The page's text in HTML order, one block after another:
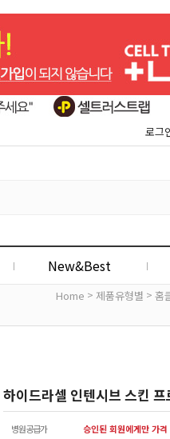
로그
New&Best
Home > 제품유형별 > 홈
하이드라셀 인텐시브 스킨
병원공급가
승인된 회원에게만 가